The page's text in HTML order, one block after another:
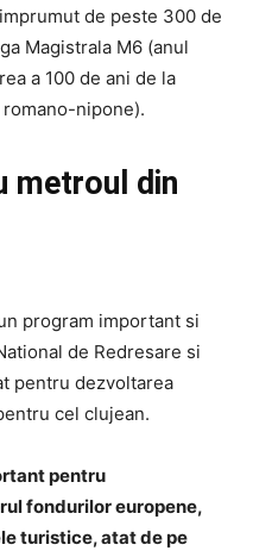
de peste 300 de
Magistrala M6 (anul
a 100 de ani de la
nipone).
metroul din
program important si
de Redresare si
pentru dezvoltarea
cel clujean.
pentru
fondurilor europene,
turistice, atat de pe